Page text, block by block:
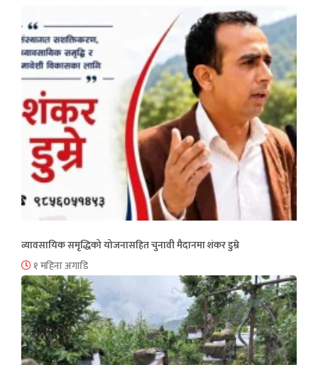
व्यावसायिक समृद्धिको योजनासहित चुनावी मैदानमा शंकर डुम्रे
१ महिना अगाडि